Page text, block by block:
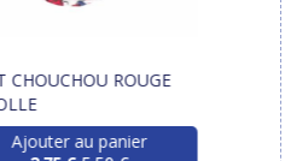
CHOUCHOU ROUGE
Ajouter au panier
MINI